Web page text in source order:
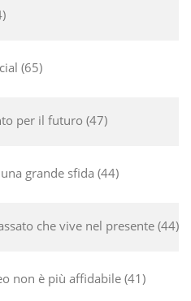
65
per il futuro 47
grande sfida 44
che vive nel presente 44
non è più affidabile 41